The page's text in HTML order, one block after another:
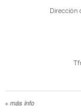
Dirección
+ más info